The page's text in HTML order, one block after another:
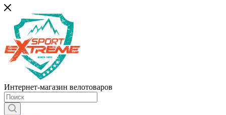
Интернет-магазин велотоваров